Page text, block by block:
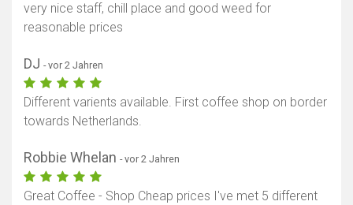
very nice staff, chill place and good weed for
reasonable prices
DJ - vor 2 Jahren
Different varients available. First coffee shop on border
towards Netherlands.
Robbie Whelan - vor 2 Jahren
Great Coffee - Shop Cheap prices I've met 5 different